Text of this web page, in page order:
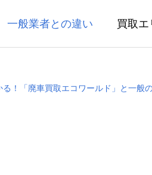
一般業者との違い 買取エ
る！「廃車買取エコワールド」と一般